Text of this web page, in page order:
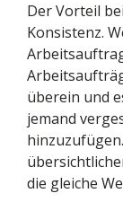
Der Vorteil
Konsistenz.
überein und
jemand
die gleiche